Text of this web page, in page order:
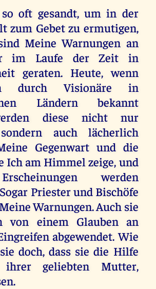
oft gesandt, um in der
zum Gebet zu ermutigen,
Meine Warnungen an
im Laufe der Zeit in
geraten. Heute, wenn
durch Visionäre in
Ländern bekannt
diese nicht nur
auch lächerlich
Gegenwart und die
Ich am Himmel zeige, und
werden
Priester und Bischöfe
Warnungen. Auch sie
von einem Glauben an
abgewendet. Wie
doch, dass sie die Hilfe
geliebten Mutter,